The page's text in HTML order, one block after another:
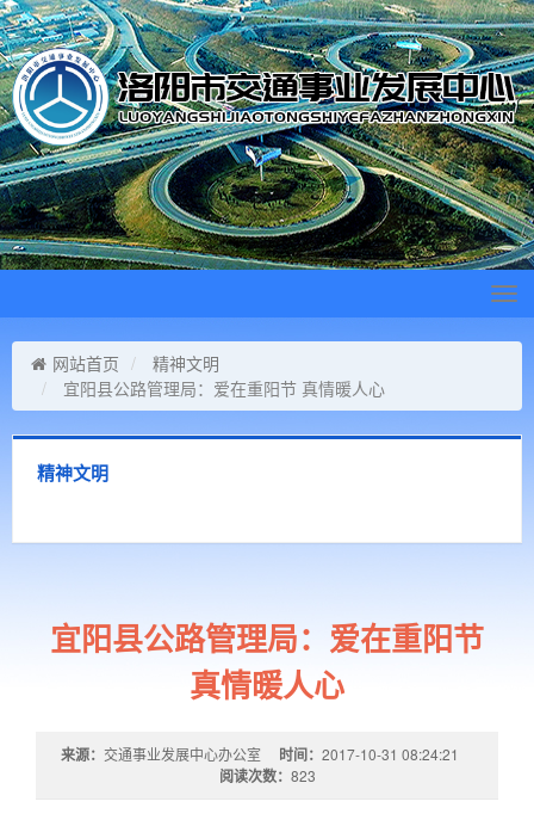
网站首页
精神文明
宜阳县公路管理局：爱在重阳节 真情暖人心
精神文明
宜阳县公路管理局：爱在重阳节
真情暖人心
来源： 交通事业发展中心办公室 时间： 2017-10-31 08:24:21
阅读次数： 823